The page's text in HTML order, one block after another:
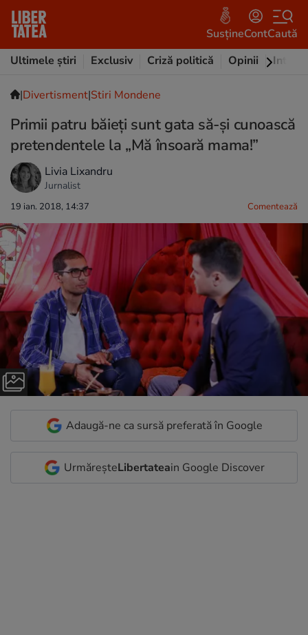
SusțineContCaută
Ultimele știri
Exclusiv Criză politică Opinii
|Divertisment|Stiri Mondene
Primii patru băieți sunt gata să-și cunoască
pretendentele la „Mă însoară mama!”
Livia Lixandru
Jurnalist
19 ian. 2018, 14:37 Comentează
Adaugă-ne ca sursă preferată în Google
UrmăreșteLibertateain Google Discover